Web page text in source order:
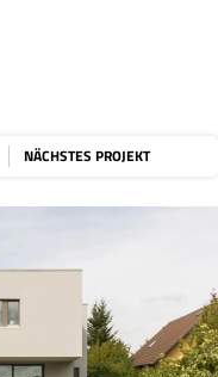
NÄCHSTES PROJEKT